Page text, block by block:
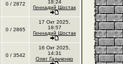
0 / 2872
18:24
Геннадий Шостак
0 / 2865
17 Окт 2025,
18:57
Геннадий Шостак
0 / 3542
16 Окт 2025,
14:31
Олег Гальченко